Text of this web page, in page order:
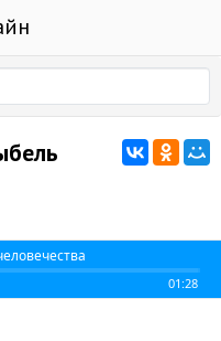
01:28